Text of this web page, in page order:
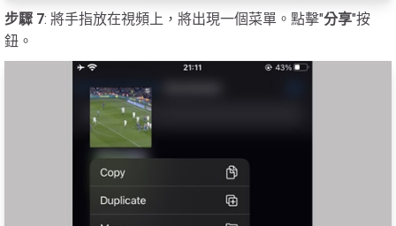
步驟 7: 將手指放在視頻上，將出現一個菜單。點擊"分享"按
鈕。